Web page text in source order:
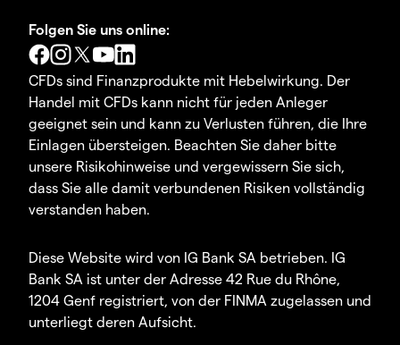
Folgen Sie uns online:
CFDs sind Finanzprodukte mit Hebelwirkung. Der
Handel mit CFDs kann nicht für jeden Anleger
geeignet sein und kann zu Verlusten führen, die Ihre
Einlagen übersteigen. Beachten Sie daher bitte
unsere Risikohinweise und vergewissern Sie sich,
dass Sie alle damit verbundenen Risiken vollständig
verstanden haben.
Diese Website wird von IG Bank SA betrieben. IG
Bank SA ist unter der Adresse 42 Rue du Rhône,
1204 Genf registriert, von der FINMA zugelassen und
unterliegt deren Aufsicht.